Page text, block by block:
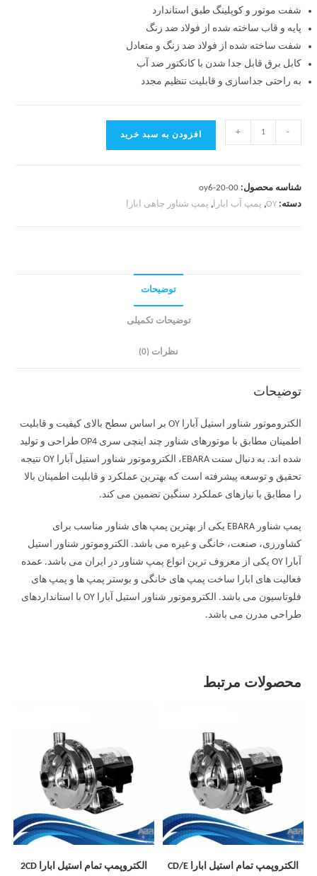
شفت موتور و کوپلینگ طبق استاندارد
پایه و قاب ساخته شده از فولاد ضد زنگ
شفت ساخته شده از فولاد ضد زنگ و متعادل
کابل برق قابل جدا شدن با کانکتور ضد آب
به راحتی جداسازی و قابلیت تنظیم مجدد
-
+ افزودن به سبد خرید
شناسه محصول:oy6-20-00
دسته:OY
, پمپ آب ابارا, پمپ شناور چاهی ابارا
توضیحات
توضیحات تکمیلی
نظرات (0)
توضیحات
الکتروموتور شناور استیل آبارا OY بر اساس سطح بالای کیفیت و قابلیت
اطمینان مطابق با موتورهای شناور چند اینچی سری OP4 طراحی و تولید
شده اند. به دنبال سنت EBARA، الکتروموتور شناور استیل آبارا OY نتیجه
تحقیق و توسعه پیشرفته است که بهترین عملکرد و قابلیت اطمینان بالا
را مطابق با نیازهای عملکرد سنگین تضمین می کند.
پمپ شناور EBARA یکی از بهترین پمپ های شناور مناسب برای
کشاورزی، صنعت، خانگی و غیره می باشد. الکتروموتور شناور استیل
آبارا OY یکی از معروف ترین انواع پمپ شناور در ایران می باشد. عمده
فعالیت های ابارا ساخت پمپ های خانگی و بوستر پمپ ها و پمپ های
فلوتاسیون می باشد. الکتروموتور شناور استیل آبارا OY با استانداردهای
طراحی مدرن می باشد.
محصولات مرتبط
الکتروپمپ تمام استیل ابارا CD/E الکتروپمپ تمام استیل ابارا 2CD